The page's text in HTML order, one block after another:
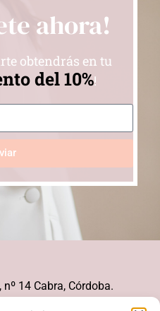
ahora!
obtendrás en tu
del 10%!
14 Cabra, Córdoba.